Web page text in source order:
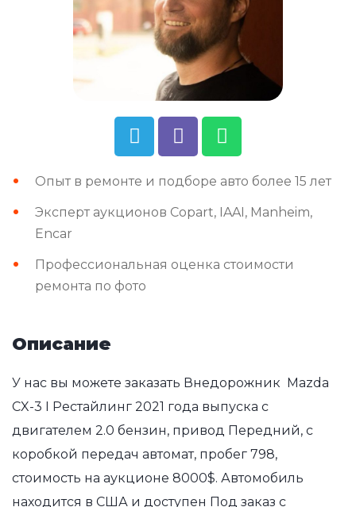
Опыт в ремонте и подборе авто более 15 лет
Эксперт аукционов Copart, IAAI, Manheim,
Encar
Профессиональная оценка стоимости
ремонта по фото
Описание
У нас вы можете заказать Внедорожник Mazda
CX-3 I Рестайлинг 2021 года выпуска с
двигателем 2.0 бензин, привод Передний, с
коробкой передач автомат, пробег 798,
стоимость на аукционе 8000$. Автомобиль
находится в США и доступен Под заказ с